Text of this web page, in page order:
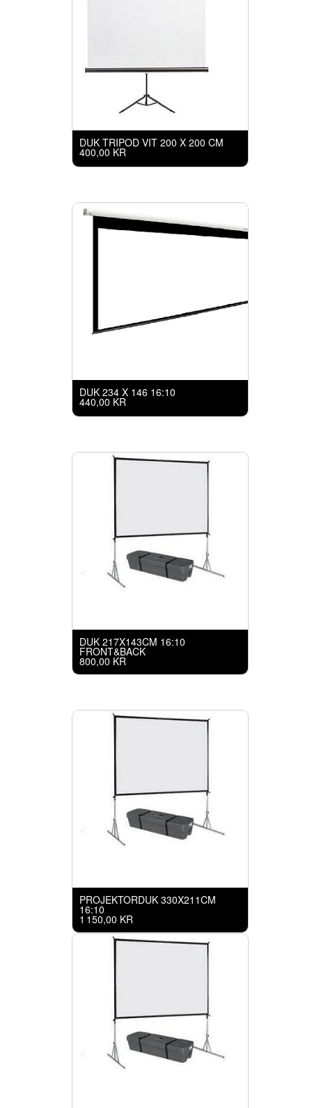
DUK TRIPOD VIT 200 X 200 CM
400,00 KR
DUK 234 X 146 16:10
440,00 KR
DUK 217X143CM 16:10
FRONT&BACK
800,00 KR
PROJEKTORDUK 330X211CM
16:10
1 150,00 KR